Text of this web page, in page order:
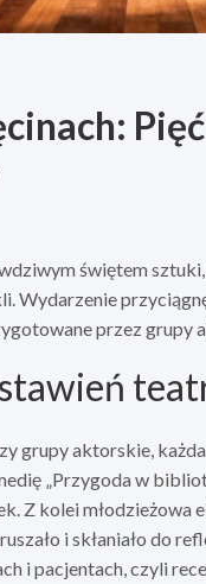
świętem
Wydarzenie
przez grupy
grupy aktorskie,
„Przygoda w
Z kolei młodzieżowa
i skłaniało do
i pacjentach, czyli